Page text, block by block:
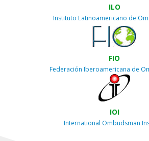
ILO
Instituto Latinoamericano de
FIO
Federación Iberoamericana de
IOI
International Ombudsman